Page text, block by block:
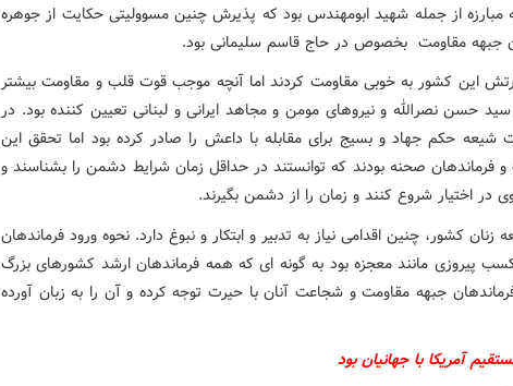
مبارزه از جمله شهید ابومهندس بود که پذیرش چنین مسوولیتی حکایت از جوهره
جبهه مقاومت بخصوص در حاج قاسم سلیمانی بود.
این کشور به خوبی مقاومت کردند اما آنچه موجب قوت قلب و مقاومت بیشتر
حسن نصرالله و نیروهای مومن و مجاهد ایرانی و لبنانی تعیین کننده بود. در
حکم جهاد و بسیج برای مقابله با داعش را صادر کرده بود اما تحقق این
و فرماندهان صحنه بودند که توانستند در حداقل زمان شرایط دشمن را بشناسند و
در اختیار شروع کنند و زمان را از دشمن بگیرند.
کشور، چنین اقدامی نیاز به تدبیر و ابتکار و نبوغ دارد. نحوه ورود فرماندهان
پیروزی مانند معجزه بود به گونه ای که همه فرماندهان ارشد کشورهای بزرگ
جبهه مقاومت و شجاعت آنان با حیرت توجه کرده و آن را به زبان آورده
آمریکا با جهانیان بود